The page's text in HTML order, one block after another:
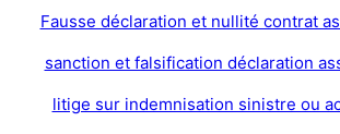
Fausse déclaration et nullité contrat
sanction et falsification déclaration
litige sur indemnisation sinistre ou